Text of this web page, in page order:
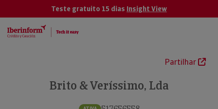
Teste gratuito 15 dias Insight View
Partilhar
Brito & Veríssimo, Lda